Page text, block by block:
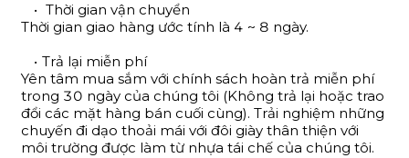
Thời gian vận chuyển
Thời gian giao hàng ước tính là 4 ~ 8 ngày.
Trả lại miễn phí
Yên tâm mua sắm với chính sách hoàn trả miễn phí
trong 30 ngày của chúng tôi (Không trả lại hoặc trao
đổi các mặt hàng bán cuối cùng). Trải nghiệm những
chuyến đi dạo thoải mái với đôi giày thân thiện với
môi trường được làm từ nhựa tái chế của chúng tôi.